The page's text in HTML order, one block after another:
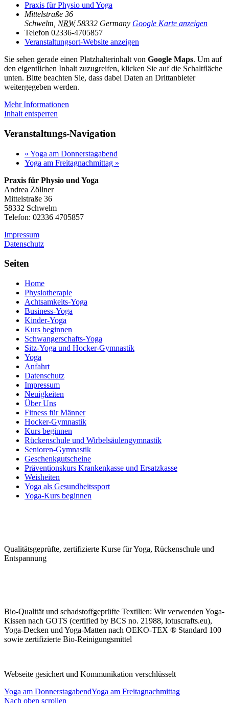
Praxis für Physio und Yoga
Mittelstraße 36
Schwelm NRW 58332 Germany Google Karte anzeigen
Telefon 02336-4705857
Veranstaltungsort-Website anzeigen
Sie sehen gerade einen Platzhalterinhalt von Google Maps. Um auf
den eigentlichen Inhalt zuzugreifen, klicken Sie auf die Schaltfläche
unten. Bitte beachten Sie, dass dabei Daten an Drittanbieter
weitergegeben werden.
Mehr Informationen
Inhalt entsperren
Veranstaltungs-Navigation
« Yoga am Donnerstagabend
Yoga am Freitagnachmittag »
Praxis für Physio und Yoga
Andrea Zöllner
Mittelstraße 36
58332 Schwelm
Telefon: 02336 4705857
Impressum
Datenschutz
Seiten
Home
Physiotherapie
Achtsamkeits-Yoga
Business-Yoga
Kinder-Yoga
Kurs beginnen
Schwanger­schafts-Yoga
Sitz-Yoga und Hocker-Gymnastik
Yoga
Anfahrt
Datenschutz
Impressum
Neuigkeiten
Über Uns
Fitness für Männer
Hocker-Gymnastik
Kurs beginnen
Rückenschule und Wirbelsäulen­gymnastik
Senioren-Gymnastik
Geschenkgutscheine
Präventionskurs Krankenkasse und Ersatzkasse
Weisheiten
Yoga als Gesundheitssport
Yoga-Kurs beginnen
Qualitäts­geprüfte, zerti­fizierte Kurse für Yoga, Rücken­schule und
Ent­spannung
Bio-Qualität und schad­stoffge­prüfte Tex­tilien: Wir ver­wen­den Yoga-
Kissen nach GOTS (certified by BCS no. 21988, lotuscrafts.eu),
Yoga-Decken und Yoga-Matten nach OEKO-TEX ® Standard 100
sowie zerti­fizierte Bio-Rei­nigungs­mittel
Webseite gesichert und Kommunikation verschlüsselt
Yoga am DonnerstagabendYoga am Freitagnachmittag
Nach oben scrollen